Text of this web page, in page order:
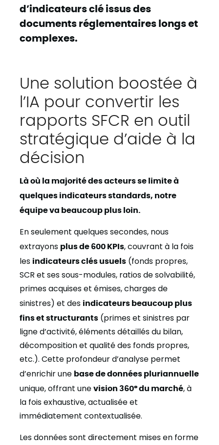
d’indicateurs clé issus des
documents réglementaires longs et
complexes.
Une solution boostée à
l’IA pour convertir les
rapports SFCR en outil
stratégique d’aide à la
décision
Là où la majorité des acteurs se limite à
quelques indicateurs standards, notre
équipe va beaucoup plus loin.
En seulement quelques secondes, nous
extrayons plus de 600 KPIs, couvrant à la fois
les indicateurs clés usuels (fonds propres,
SCR et ses sous-modules, ratios de solvabilité,
primes acquises et émises, charges de
sinistres) et des indicateurs beaucoup plus
fins et structurants (primes et sinistres par
ligne d’activité, éléments détaillés du bilan,
décomposition et qualité des fonds propres,
etc.). Cette profondeur d’analyse permet
d’enrichir une base de données pluriannuelle
unique, offrant une vision 360° du marché, à
la fois exhaustive, actualisée et
immédiatement contextualisée.
Les données sont directement mises en forme